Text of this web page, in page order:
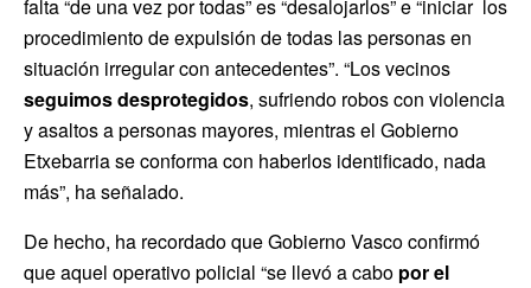
falta “de una vez por todas” es “desalojarlos” e “iniciar los
procedimiento de expulsión de todas las personas en
situación irregular con antecedentes”. “Los vecinos
seguimos desprotegidos, sufriendo robos con violencia
y asaltos a personas mayores, mientras el Gobierno
Etxebarria se conforma con haberlos identificado, nada
más”, ha señalado.
De hecho, ha recordado que Gobierno Vasco confirmó
que aquel operativo policial “se llevó a cabo por el